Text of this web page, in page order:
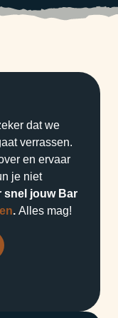
dat we
verrassen.
en ervaar
je niet
snel jouw Bar
. Alles mag!